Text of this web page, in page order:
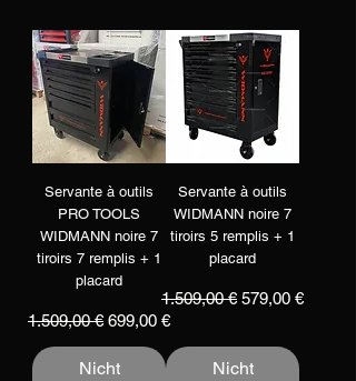
Servante à outils
PRO TOOLS
WIDMANN noire 7
tiroirs 7 remplis + 1
placard
Standardpreis
1.509,00 € Sale-Preis
699,00 €
Nicht
Servante à outils
WIDMANN noire 7
tiroirs 5 remplis + 1
placard
Standardpreis
1.509,00 € Sale-Preis
579,00 €
Nicht